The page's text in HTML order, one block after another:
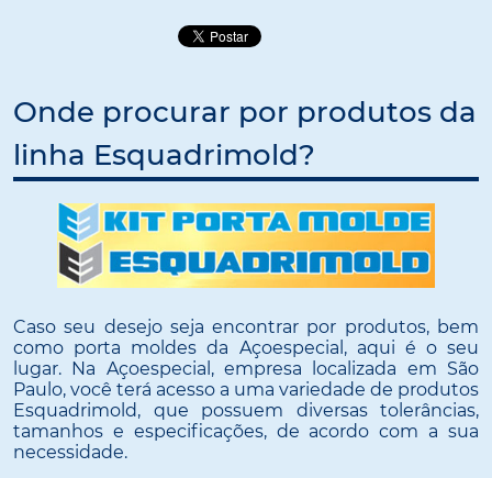
Onde procurar por produtos da
linha Esquadrimold?
Caso seu desejo seja encontrar por produtos, bem
como porta moldes da Açoespecial, aqui é o seu
lugar. Na Açoespecial, empresa localizada em São
Paulo, você terá acesso a uma variedade de produtos
Esquadrimold, que possuem diversas tolerâncias,
tamanhos e especificações, de acordo com a sua
necessidade.